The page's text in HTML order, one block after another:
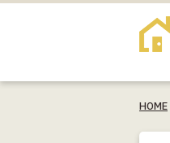
HOME